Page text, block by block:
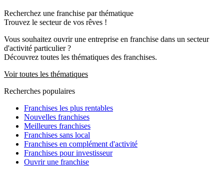
Recherchez une franchise par thématique
Trouvez le secteur de vos rêves !
Vous souhaitez ouvrir une entreprise en franchise dans un secteur
d'activité particulier ?
Découvrez toutes les thématiques des franchises.
Voir toutes les thématiques
Recherches populaires
Franchises les plus rentables
Nouvelles franchises
Meilleures franchises
Franchises sans local
Franchises en complément d'activité
Franchises pour investisseur
Ouvrir une franchise